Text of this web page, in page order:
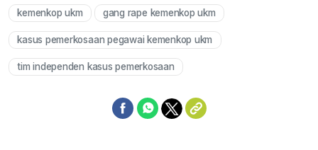
kemenkop ukm gang rape kemenkop ukm
kasus pemerkosaan pegawai kemenkop ukm
tim independen kasus pemerkosaan